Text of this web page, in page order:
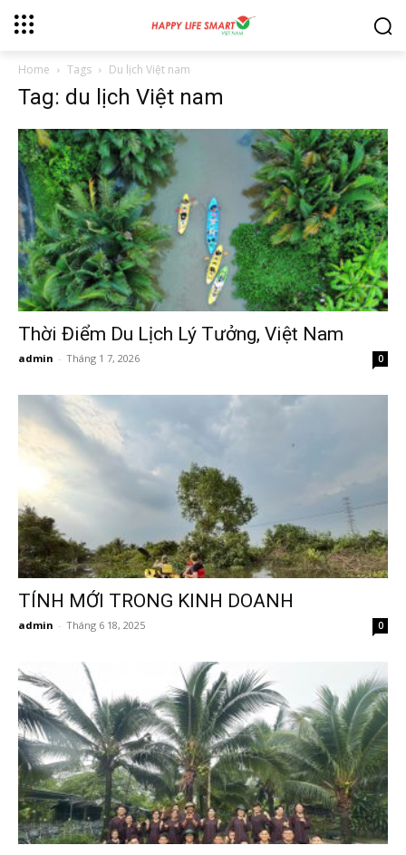
Home Tags Du lịch Việt nam
Tag: du lịch Việt nam
Thời Điểm Du Lịch Lý Tưởng, Việt Nam
admin - Tháng 1 7, 2026 0
TÍNH MỚI TRONG KINH DOANH
admin - Tháng 6 18, 2025 0